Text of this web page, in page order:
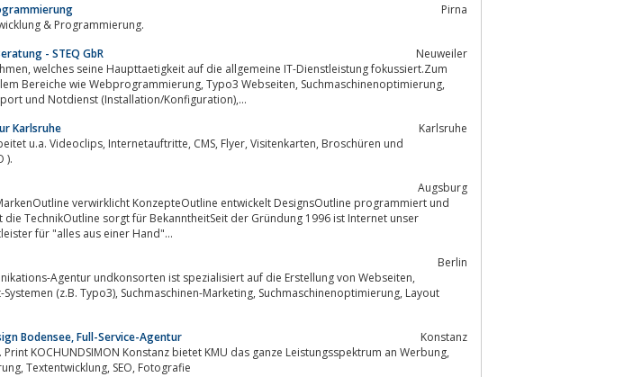
Pirna
& Programmierung.
- STEQ GbR
Neuweiler
fokussiert.Zum
Typo3 Webseiten, Suchmaschinenoptimierung,
und Notdienst (Installation/Konfiguration),...
Karlsruhe
Karlsruhe
Flyer, Visitenkarten, Broschüren und
).
Augsburg
verwirklicht KonzepteOutline entwickelt DesignsOutline programmiert und
TechnikOutline sorgt für BekanntheitSeit der Gründung 1996 ist Internet unser
für "alles aus einer Hand"...
Berlin
Agentur undkonsorten ist spezialisiert auf die Erstellung von Webseiten,
Bodensee, Full-Service-Agentur
Konstanz
KOCHUNDSIMON Konstanz bietet KMU das ganze Leistungsspektrum an Werbung,
Design, Homepage, Programmierung, Textentwicklung, SEO, Fotografie